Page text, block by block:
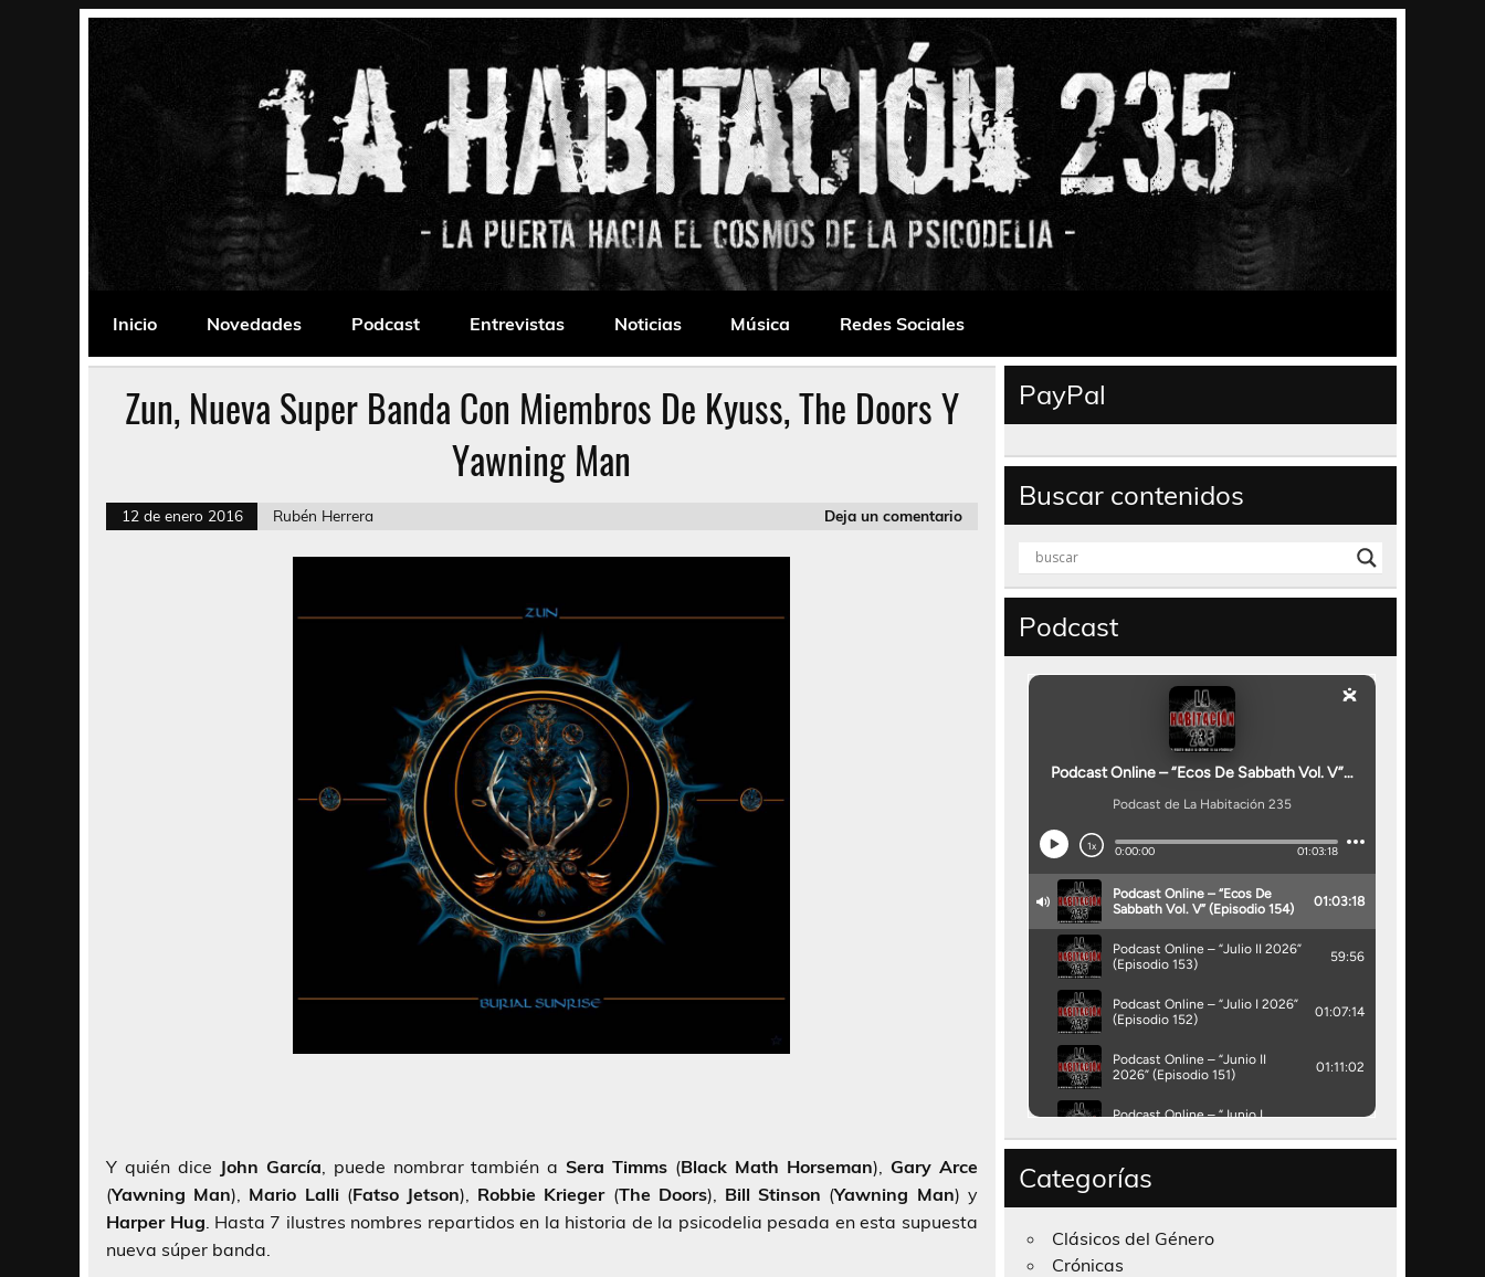
La Habitación 235
Inicio
Novedades Podcast Entrevistas Noticias Música Redes Sociales
Zun, Nueva Super Banda Con Miembros De Kyuss, The Doors Y
Yawning Man
12 de enero 2016 Rubén Herrera Deja un comentario
Y quién dice John García, puede nombrar también aSera Timms (Black Math Horseman), Gary Arce
(Yawning Man), Mario Lalli(Fatso Jetson), Robbie Krieger(The Doors), Bill Stinson (Yawning Man) y
Harper Hug. Hasta 7 ilustres nombres repartidos en la historia de la psicodelia pesada en esta supuesta
nueva súper banda.
PayPal
Buscar contenidos
Podcast
Categorías
Clásicos del Género
Crónicas